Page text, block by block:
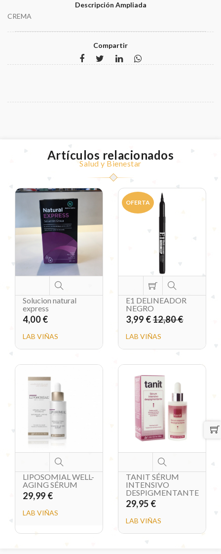
Descripción Ampliada
CREMA
Compartir
Artículos relacionados
Salud y Bienestar
Solucion natural
express
4,00 €
LAB VIÑAS
OFERTA
E1 DELINEADOR
NEGRO
3,99 €12,80 €
LAB VIÑAS
LIPOSOMIAL WELL-
AGING SÉRUM
29,99 €
LAB VIÑAS
TANIT SÉRUM
INTENSIVO
DESPIGMENTANTE
29,95 €
LAB VIÑAS